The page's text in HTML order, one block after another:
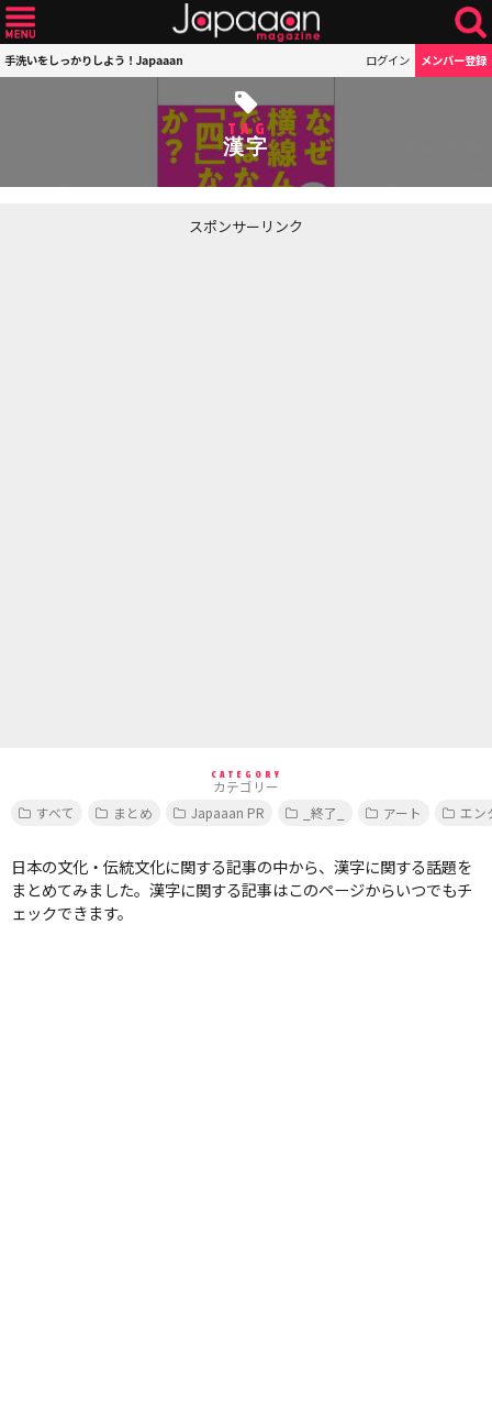
手洗いをしっかりしよう！Japaaan ログイン メンバー登録
TAG
漢字
スポンサーリンク
CATEGORY
カテゴリー
すべて
まとめ Japaaan PR _終了_ アート エン
日本の文化・伝統文化に関する記事の中から、漢字に関する話題を
まとめてみました。漢字に関する記事はこのページからいつでもチ
ェックできます。